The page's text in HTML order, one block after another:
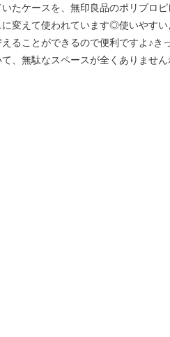
たケースを、無印良品のポリプロ
変えて使われています◎使いやすい
ることができるので便利ですよ♪き
、無駄なスペースが全くありません